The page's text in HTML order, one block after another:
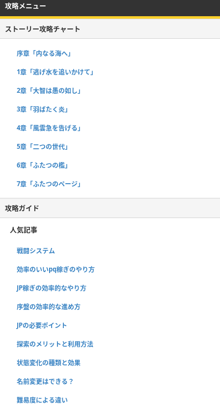
攻略メニュー
ストーリー攻略チャート
序章「内なる海へ」
1章「逃げ水を追いかけて」
2章「大智は愚の如し」
3章「羽ばたく炎」
4章「風雲急を告げる」
5章「二つの世代」
6章「ふたつの檻」
7章「ふたつのページ」
攻略ガイド
人気記事
戦闘システム
効率のいいpq稼ぎのやり方
JP稼ぎの効率的なやり方
序盤の効率的な進め方
JPの必要ポイント
探索のメリットと利用方法
状態変化の種類と効果
名前変更はできる？
難易度による違い